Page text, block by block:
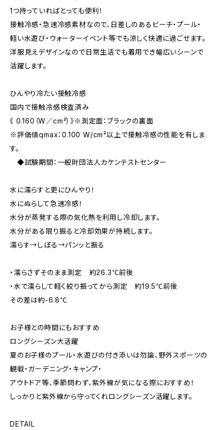
1つ持っていればとっても便利！
接触冷感・急速冷感素材なので、日差しのあるビーチ・プール・
軽い水遊び・ウォーターイベント等でも涼しく快適に過ごせます。
洋服見えデザインなので日常生活でも着用でき幅広いシーンで
活躍します。
ひんやり冷たい接触冷感
国内で接触冷感検査済み
《 0.160（W／cm²）》※測定面：ブラックの裏面
※評価値qmax：0.100 W/cm²以上で接触冷感の性能を有しま
す。
◆試験期間：一般財団法人カケンテストセンター
水に濡らすと更にひんやり！
水にぬらして急速冷感！
水分が蒸発する際の気化熱を利用し冷却します。
水分がある限り振ると冷却効果が持続します。
濡らす→しぼる→パンッと振る
・濡らさずそのまま測定 約26.3℃前後
・水で濡らして軽く絞り振ってから測定 約19.5℃前後
その差は約-6.8℃
お子様との時間にもおすすめ
ロングシーズン大活躍
夏のお子様のプール・水遊びの付き添いは勿論、野外スポーツの
観戦・ガーデニング・キャンプ・
アウトドア等、季節問わず、紫外線が気になる際におすすめ！
しっかりと紫外線から守ってくれロングシーズン活躍します。
DETAIL